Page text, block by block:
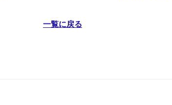
一覧に戻る